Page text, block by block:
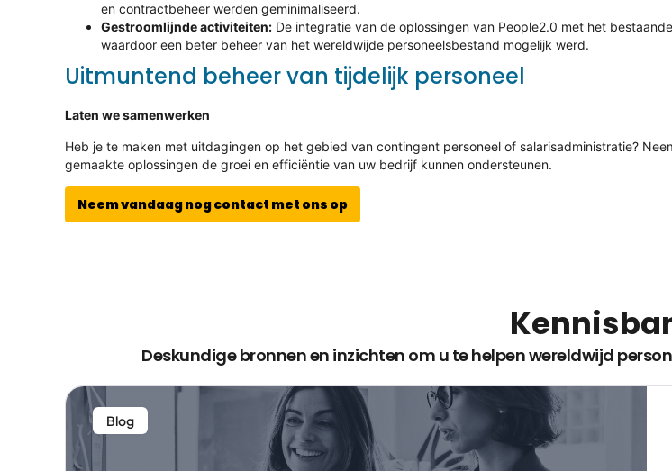
en contractbeheer werden geminimaliseerd.
Gestroomlijnde activiteiten: De integratie van de oplossingen van People2.0 met het
waardoor een beter beheer van het wereldwijde personeelsbestand mogelijk werd.
Uitmuntend beheer van tijdelijk personeel
Laten we samenwerken
Heb je te maken met uitdagingen op het gebied van contingent personeel of salarisadministratie?
gemaakte oplossingen de groei en efficiëntie van uw bedrijf kunnen ondersteunen.
Neem vandaag nog contact met ons op
Deskundige bronnen en inzichten om u te helpen wereldwijd
Blog